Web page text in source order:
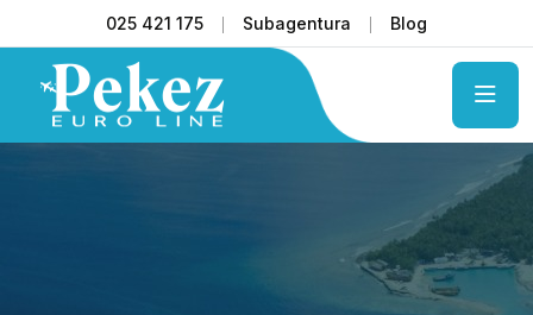
025 421 175 Subagentura Blog